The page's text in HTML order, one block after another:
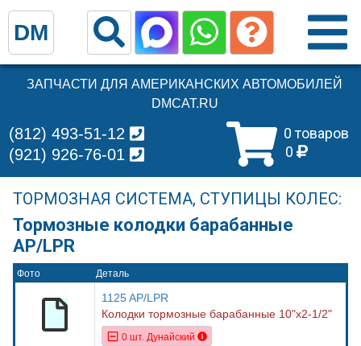
ЗАПЧАСТИ ДЛЯ АМЕРИКАНСКИХ АВТОМОБИЛЕЙ
DMCAT.RU
0 товаров
0
(812) 493-51-12
(921) 926-76-01
ТОРМОЗНАЯ СИСТЕМА, СТУПИЦЫ КОЛЕС:
Тормозные колодки барабанные
AP/LPR
Фото Деталь
1125 AP/LPR
Колодки тормозные барабанные 10"x2-1/2"
0 шт. Дунайский
DM